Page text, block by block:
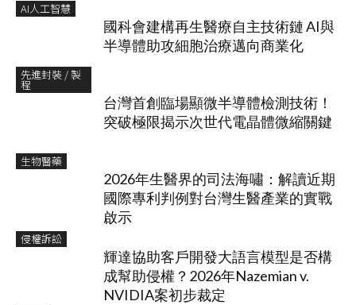
AI人工智慧
國科會建構再生醫療自主技術鏈 AI與
半導體助攻細胞治療邁向商業化
先進封裝 / 製
程
台灣首創臨場顯微半導體檢測技術！
突破極限揭示次世代電晶體微縮關鍵
生物醫藥
2026年生醫界的司法海嘯：解讀近期
國際專利判例對台灣生醫產業的實戰
啟示
侵權訴訟
輝達協助客戶開發大語言模型是否構
成幫助侵權？2026年Nazemian v.
NVIDIA案初步裁定